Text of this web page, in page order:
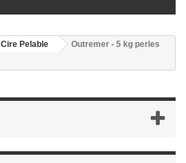
Cire Pelable
Outremer - 5 kg perles